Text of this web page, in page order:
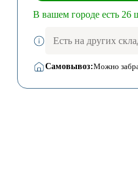
В вашем городе есть 26
Есть на других
Самовывоз:Можно